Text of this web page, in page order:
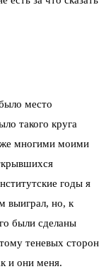
место
такого круга
многими моими
годы я
выиграл, но, к
были сделаны
теневых сторон
и они меня.